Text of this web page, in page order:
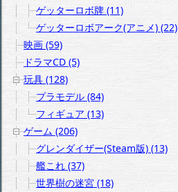
ゲッターロボ牌 (11)
ゲッターロボアーク(アニメ) (22)
映画 (59)
ドラマCD (5)
玩具 (128)
プラモデル (84)
フィギュア (13)
ゲーム (206)
グレンダイザー(Steam版) (13)
艦これ (37)
世界樹の迷宮 (18)